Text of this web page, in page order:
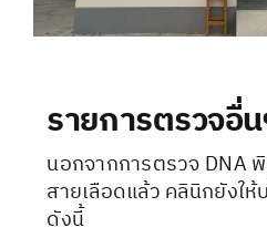
รายการตรวจอื่
นอกจากการตรวจ DNA
สายเลือดแล้ว คลินิกยังใ
ดังนี้